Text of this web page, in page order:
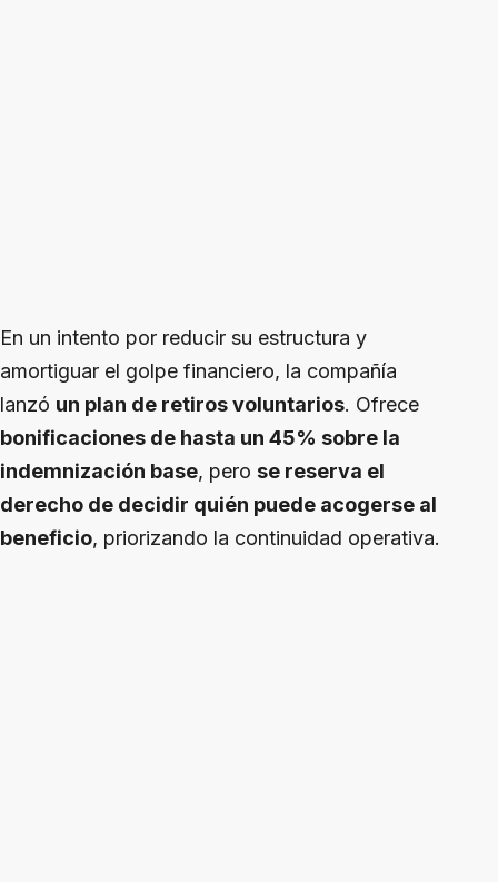
En un intento por reducir su estructura y
amortiguar el golpe financiero, la compañía
lanzó un plan de retiros voluntarios. Ofrece
bonificaciones de hasta un 45% sobre la
indemnización base, pero se reserva el
derecho de decidir quién puede acogerse al
beneficio, priorizando la continuidad operativa.